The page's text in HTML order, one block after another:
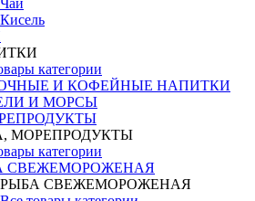
Чай
Кисель
категории
И КОФЕЙНЫЕ НАПИТКИ
И МОРСЫ
МОРЕПРОДУКТЫ
категории
СВЕЖЕМОРОЖЕНАЯ
РЫБА СВЕЖЕМОРОЖЕНАЯ